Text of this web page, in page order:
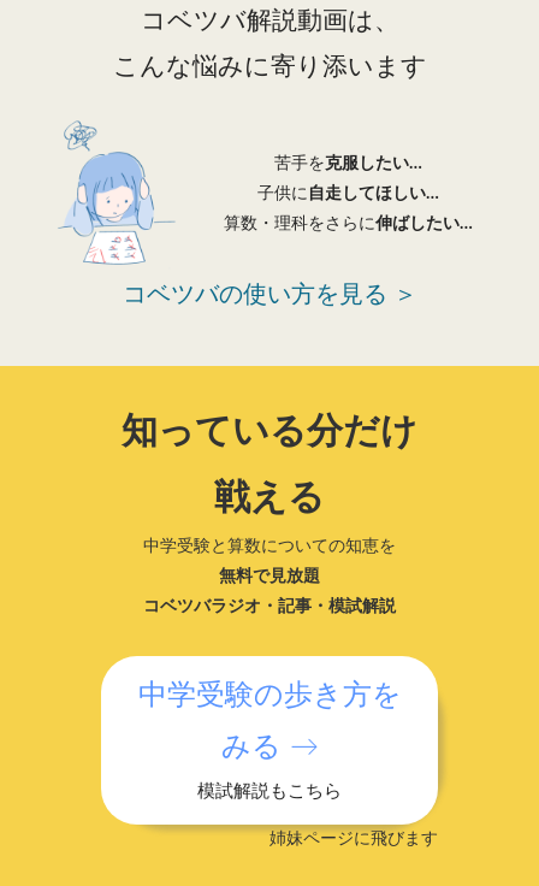
コベツバ解説動画は、
こんな悩みに寄り添います
苦手を克服したい…
子供に 自走してほしい…
算数・理科をさらに伸ばしたい…
コベツバの使い方を見る ＞
知っている分だけ
戦える
中学受験と算数についての知恵を
無料で見放題
コベツバラジオ・記事・模試解説
中学受験の歩き方を
みる →
模試解説もこちら
姉妹ページに飛びます
TopGun特訓 コベツバ過去問動画解説
コベツバからのお知らせ 抽象化能力 熱量